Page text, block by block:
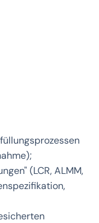
(LCR, ALMM,